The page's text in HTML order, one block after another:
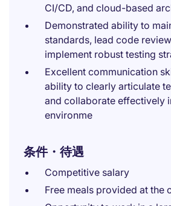
CI/CD, and cloud-based
Demonstrated ability to
standards, lead code
implement robust testing
Excellent communication
ability to clearly articulate
and collaborate effectively
environme
条件・待遇
Competitive salary
Free meals provided at the